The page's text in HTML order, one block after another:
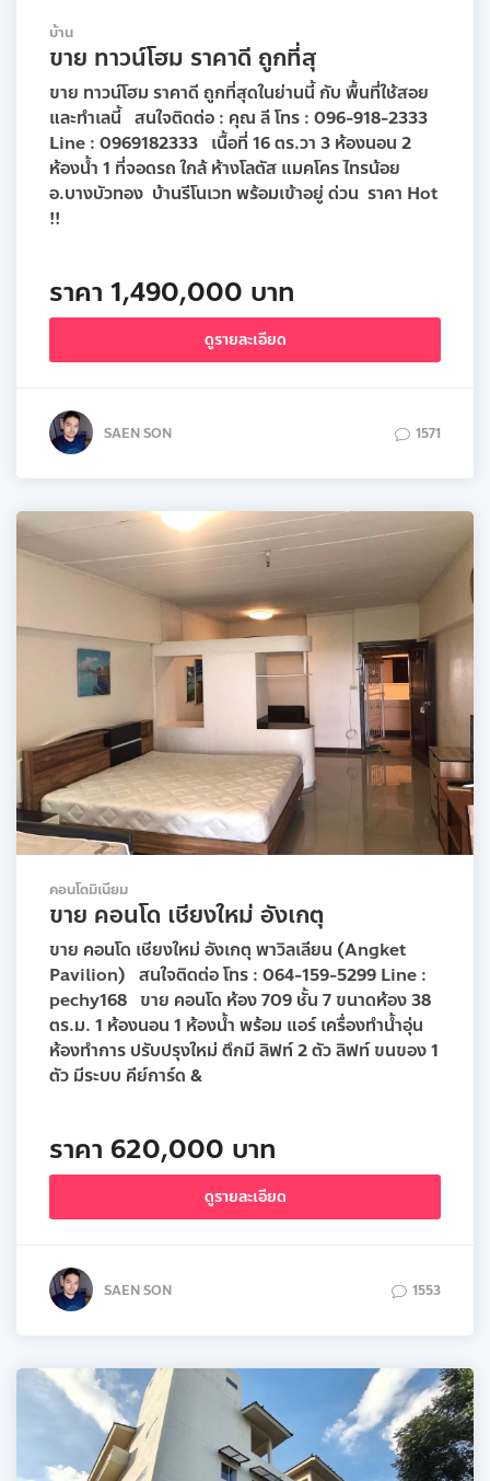
บ้าน
ขาย ทาวน์โฮม ราคาดี ถูกที่สุ
ขาย ทาวน์โฮม ราคาดี ถูกที่สุดในย่านนี้ กับ พื้นที่ใช้สอย
และทำเลนี้ สนใจติดต่อ : คุณ ลี โทร : 096-918-2333
Line : 0969182333 เนื้อที่ 16 ตร.วา 3 ห้องนอน 2
ห้องน้ำ 1 ที่จอดรถ ใกล้ ห้างโลตัส แมคโคร ไทรน้อย
อ.บางบัวทอง บ้านรีโนเวท พร้อมเข้าอยู่ ด่วน ราคา Hot
!!
ราคา 1,490,000 บาท
ดูรายละเอียด
SAEN SON 1571
คอนโดมิเนียม
ขาย คอนโด เชียงใหม่ อังเกตุ
ขาย คอนโด เชียงใหม่ อังเกตุ พาวิลเลียน (Angket
Pavilion) สนใจติดต่อ โทร : 064-159-5299 Line :
pechy168 ขาย คอนโด ห้อง 709 ชั้น 7 ขนาดห้อง 38
ตร.ม. 1 ห้องนอน 1 ห้องน้ำ พร้อม แอร์ เครื่องทำน้ำอุ่น
ห้องทำการ ปรับปรุงใหม่ ตึกมี ลิฟท์ 2 ตัว ลิฟท์ ขนของ 1
ตัว มีระบบ คีย์การ์ด &
ราคา 620,000 บาท
ดูรายละเอียด
SAEN SON 1553